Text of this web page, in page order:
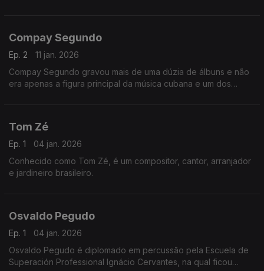
Compay Segundo
Ep. 2
11 jan. 2026
Compay Segundo gravou mais de uma dúzia de álbuns e não
era apenas a figura principal da música cubana e um dos
Tom Zé
Ep. 1
04 jan. 2026
Conhecido como Tom Zé, é um compositor, cantor, arranjador
e jardineiro brasileiro.
Osvaldo Pegudo
Ep. 1
04 jan. 2026
Osvaldo Pegudo é diplomado em percussão pela Escuela de
Superación Professional Ignácio Cervantes, na qual ficou